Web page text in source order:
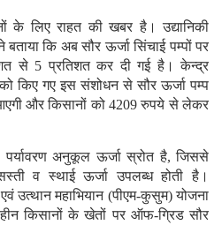
के लिए राहत की खबर है। उद्यानिकी
कि अब सौर ऊर्जा सिंचाई पम्पों पर
से 5 प्रतिशत कर दी गई है। केन्द्र
को किए गए इस संशोधन से सौर ऊर्जा पम्प
और किसानों को 4209 रुपये से लेकर
पर्यावरण अनुकूल ऊर्जा स्रोत है, जिससे
व स्थाई ऊर्जा उपलब्ध होती है।
उत्थान महाभियान (पीएम-कुसुम) योजना
किसानों के खेतों पर ऑफ-ग्रिड सौर